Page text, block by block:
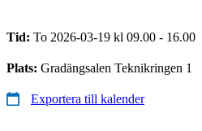
Tid: To 2026-03-19 kl 09.00 - 16.00
Plats: Gradängsalen Teknikringen 1
Exportera till kalender